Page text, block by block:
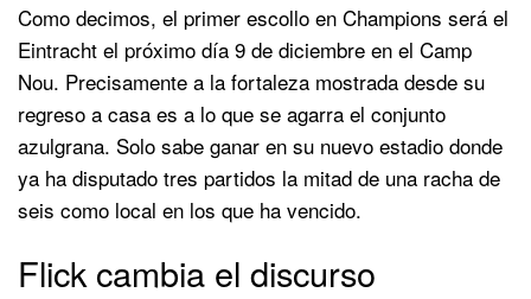
Como decimos, el primer escollo en Champions será el
Eintracht el próximo día 9 de diciembre en el Camp
Nou. Precisamente a la fortaleza mostrada desde su
regreso a casa es a lo que se agarra el conjunto
azulgrana. Solo sabe ganar en su nuevo estadio donde
ya ha disputado tres partidos la mitad de una racha de
seis como local en los que ha vencido.
Flick cambia el discurso